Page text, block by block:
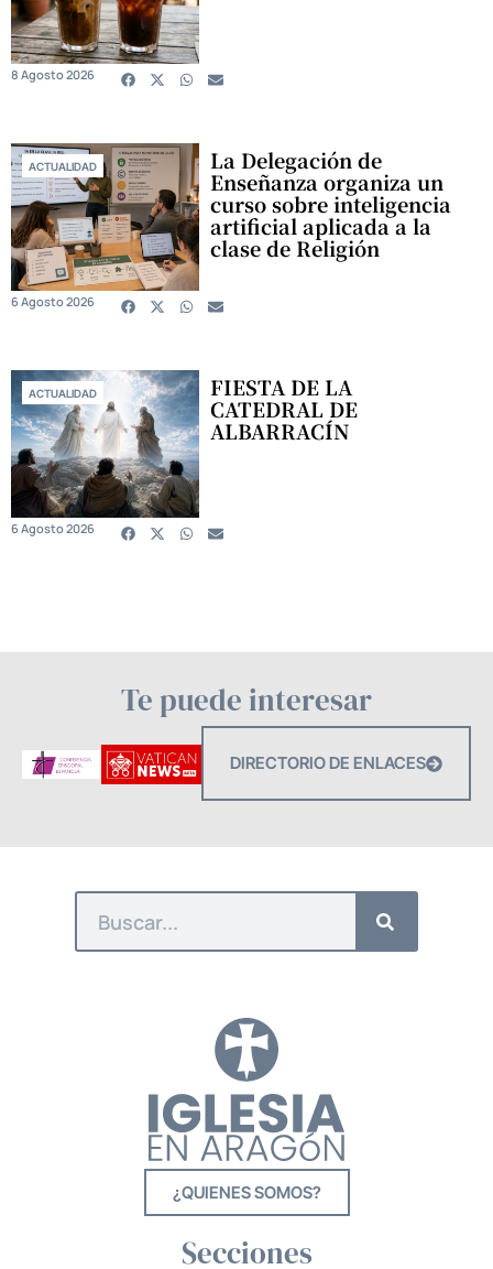
8 Agosto 2026
ACTUALIDAD La Delegación de
Enseñanza organiza un
curso sobre inteligencia
artificial aplicada a la
clase de Religión
6 Agosto 2026
ACTUALIDAD FIESTA DE LA
CATEDRAL DE
ALBARRACÍN
6 Agosto 2026
Te puede interesar
DIRECTORIO DE ENLACES
¿QUIENES SOMOS?
Secciones